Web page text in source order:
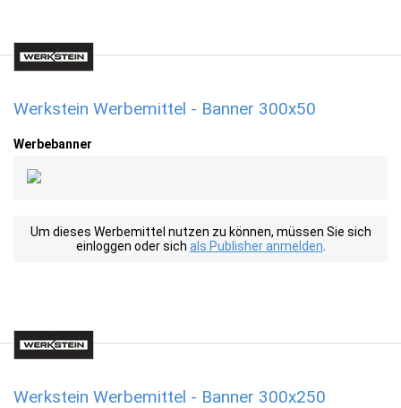
Werkstein Werbemittel - Banner 300x50
Werbebanner
Um dieses Werbemittel nutzen zu können, müssen Sie sich
einloggen oder sich als Publisher anmelden
Werkstein Werbemittel - Banner 300x250